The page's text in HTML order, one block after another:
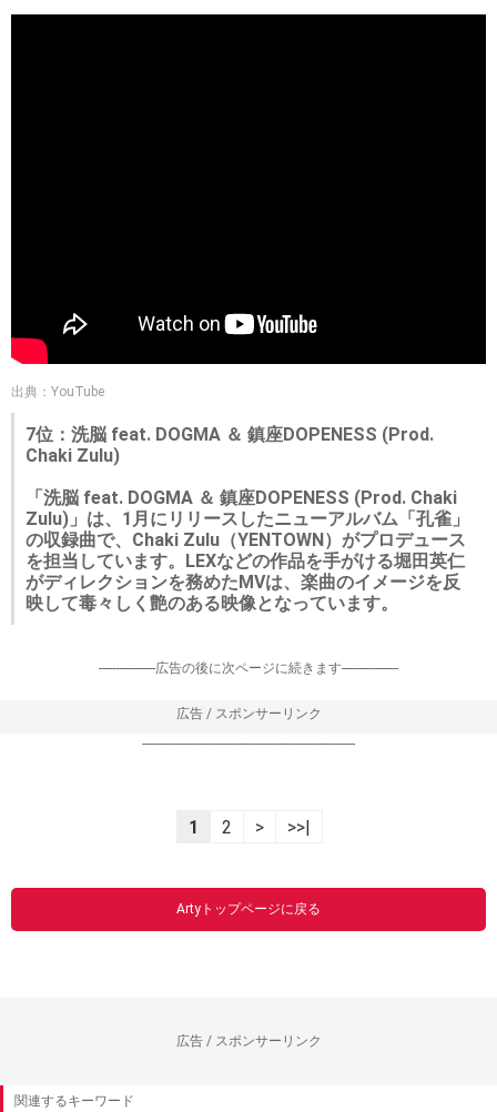
出典：YouTube
7位：洗脳 feat. DOGMA ＆ 鎮座DOPENESS (Prod.
Chaki Zulu)
「洗脳 feat. DOGMA ＆ 鎮座DOPENESS (Prod. Chaki
Zulu)」は、1月にリリースしたニューアルバム「孔雀」
の収録曲で、Chaki Zulu（YENTOWN）がプロデュース
を担当しています。LEXなどの作品を手がける堀田英仁
がディレクションを務めたMVは、楽曲のイメージを反
映して毒々しく艶のある映像となっています。
-----------------広告の後に次ページに続きます-----------------
広告 / スポンサーリンク
----------------------------------------------------------------
1 2 > >>|
Artyトップページに戻る
広告 / スポンサーリンク
関連するキーワード